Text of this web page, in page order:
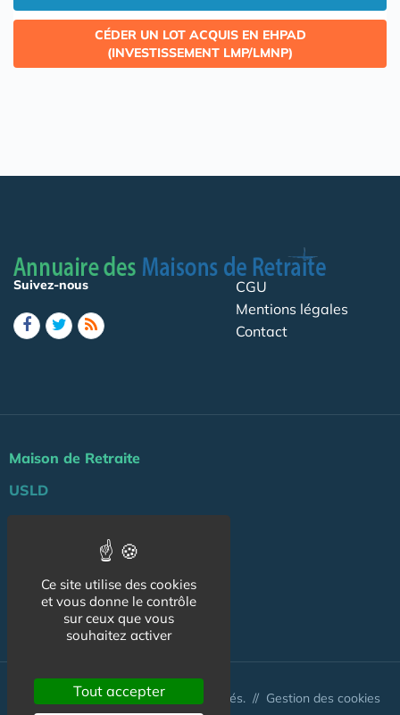
CÉDER UN LOT ACQUIS EN EHPAD
(INVESTISSEMENT LMP/LMNP)
Suivez-nous
CGU
Mentions légales
Contact
Maison de Retraite
USLD
Professionnels
NOS AUTRES SITES :
© Australis 2026 - Tous droits réservés. // Gestion des cookies
Ce site utilise des cookies
et vous donne le contrôle
sur ceux que vous
souhaitez activer
Tout accepter